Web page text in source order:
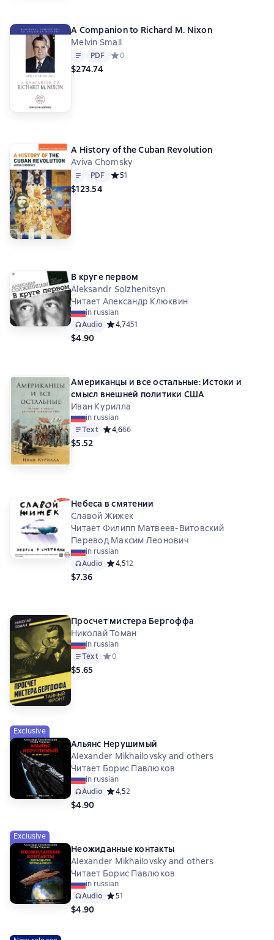
A Companion to Richard M. Nixon
Melvin Small
Text PDF
PDF Средний рейтинг 0 на основе 0 оценок
0
$274.74
A History of the Cuban Revolution
Aviva Chomsky
Text PDF
PDF Средний рейтинг 5 на основе 1 оценок
51
$123.54
В круге первом
Aleksandr Solzhenitsyn
Читает Александр Клюквин
in russian
Audio Средний рейтинг 4,7 на основе 451 оценок
4,7451
$4.90
Американцы и все остальные: Истоки и
смысл внешней политики США
Иван Курилла
in russian
Text Средний рейтинг 4,6 на основе 66 оценок
4,666
$5.52
Небеса в смятении
Славой Жижек
Читает Филипп Матвеев-Витовский
Перевод Максим Леонович
in russian
Audio Средний рейтинг 4,5 на основе 12 оценок
4,512
$7.36
Просчет мистера Бергоффа
Николай Томан
in russian
Text Средний рейтинг 0 на основе 0 оценок
0
$5.65
Exclusive
Альянс Нерушимый
Alexander Mikhailovsky and others
Читает Борис Павлюков
in russian
Audio Средний рейтинг 4,5 на основе 2 оценок
4,52
$4.90
Exclusive
Неожиданные контакты
Alexander Mikhailovsky and others
Читает Борис Павлюков
in russian
Audio Средний рейтинг 5 на основе 1 оценок
51
$4.90